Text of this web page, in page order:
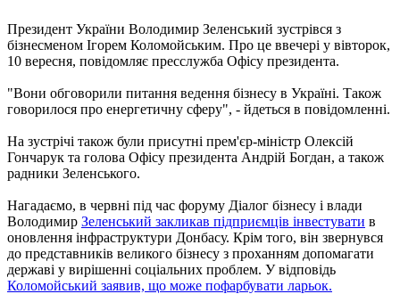
Президент України Володимир Зеленський зустрівся з
бізнесменом Ігорем Коломойським. Про це ввечері у вівторок,
10 вересня, повідомляє пресслужба Офісу президента.
"Вони обговорили питання ведення бізнесу в Україні. Також
говорилося про енергетичну сферу", - йдеться в повідомленні.
На зустрічі також були присутні прем'єр-міністр Олексій
Гончарук та голова Офісу президента Андрій Богдан, а також
радники Зеленського.
Нагадаємо, в червні під час форуму Діалог бізнесу і влади
Володимир Зеленський закликав підприємців інвестувати в
оновлення інфраструктури Донбасу. Крім того, він звернувся
до представників великого бізнесу з проханням допомагати
державі у вирішенні соціальних проблем. У відповідь
Коломойський заявив, що може пофарбувати ларьок.